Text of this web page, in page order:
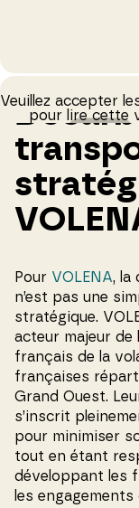
Veuillez accepter
pour lire cette
Pour VOLENA, la
n’est pas une
stratégique.
acteur majeur de
français de la
françaises
Grand Ouest.
s’inscrit
pour minimiser
tout en étant
développant les
les